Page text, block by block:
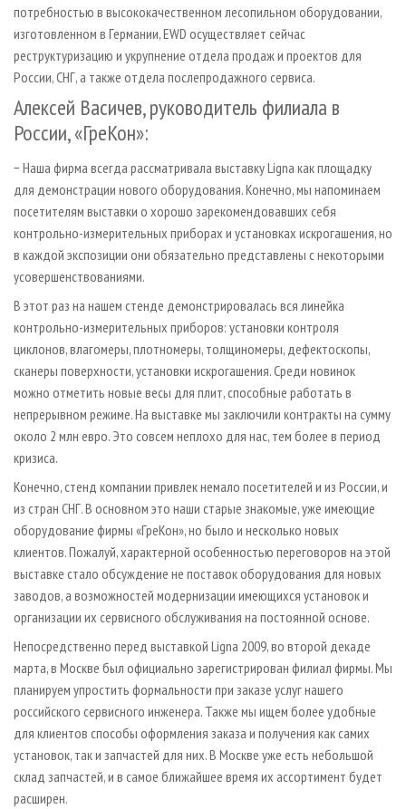
потребностью в высококачественном лесопильном оборудовании,
изготовленном в Германии, EWD осуществляет сейчас
реструктуризацию и укрупнение отдела продаж и проектов для
России, СНГ, а также отдела послепродажного сервиса.
Алексей Васичев, руководитель филиала в
России, «ГреКон»:
− Наша фирма всегда рассматривала выставку Ligna как площадку
для демонстрации нового оборудования. Конечно, мы напоминаем
посетителям выставки о хорошо зарекомендовавших себя
контрольно-измерительных приборах и установках искрогашения, но
в каждой экспозиции они обязательно представлены с некоторыми
усовершенствованиями.
В этот раз на нашем стенде демонстрировалась вся линейка
контрольно-измерительных приборов: установки контроля
циклонов, влагомеры, плотномеры, толщиномеры, дефектоскопы,
сканеры поверхности, установки искрогашения. Среди новинок
можно отметить новые весы для плит, способные работать в
непрерывном режиме. На выставке мы заключили контракты на сумму
около 2 млн евро. Это совсем неплохо для нас, тем более в период
кризиса.
Конечно, стенд компании привлек немало посетителей и из России, и
из стран СНГ. В основном это наши старые знакомые, уже имеющие
оборудование фирмы «ГреКон», но было и несколько новых
клиентов. Пожалуй, характерной особенностью переговоров на этой
выставке стало обсуждение не поставок оборудования для новых
заводов, а возможностей модернизации имеющихся установок и
организации их сервисного обслуживания на постоянной основе.
Непосредственно перед выставкой Ligna 2009, во второй декаде
марта, в Москве был официально зарегистрирован филиал фирмы. Мы
планируем упростить формальности при заказе услуг нашего
российского сервисного инженера. Также мы ищем более удобные
для клиентов способы оформления заказа и получения как самих
установок, так и запчастей для них. В Москве уже есть небольшой
склад запчастей, и в самое ближайшее время их ассортимент будет
расширен.